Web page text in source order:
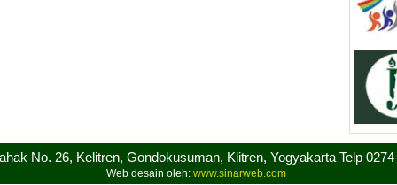
No. 26, Kelitren, Gondokusuman, Klitren, Yogyakarta Telp 0274
Web desain oleh: www.sinarweb.com